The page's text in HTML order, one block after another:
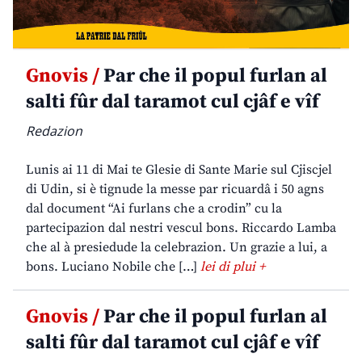
Gnovis /Par che il popul furlan al
salti fûr dal taramot cul cjâf e vîf
Redazion
Lunis ai 11 di Mai te Glesie di Sante Marie sul Cjiscjel
di Udin, si è tignude la messe par ricuardâ i 50 agns
dal document “Ai furlans che a crodin” cu la
partecipazion dal nestri vescul bons. Riccardo Lamba
che al à presiedude la celebrazion. Un grazie a lui, a
bons. Luciano Nobile che […] lei di plui +
Gnovis /Par che il popul furlan al
salti fûr dal taramot cul cjâf e vîf